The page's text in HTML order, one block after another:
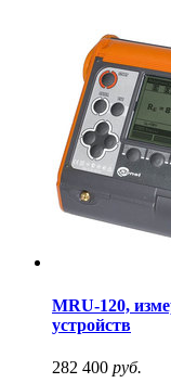
MRU-120,
устройств
282 400 руб.